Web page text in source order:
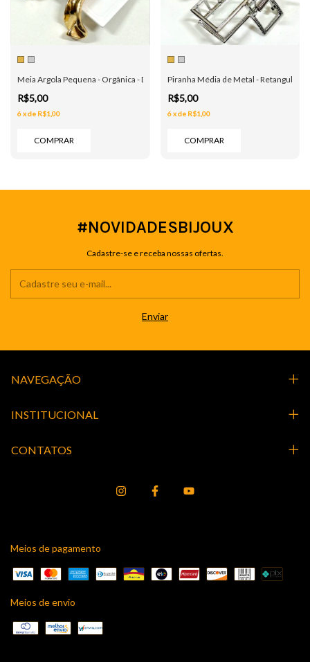
Meia Argola Pequena - Orgânica - Dourado e Prata
R$5,00
6xde R$1,00
COMPRAR
Piranha Média de Metal - Retangular -
R$5,00
6 xde R$1,00
COMPRAR
#NOVIDADESBIJOUX
Cadastre-se e receba nossas ofertas.
NAVEGAÇÃO
INSTITUCIONAL
CONTATOS
Meios de pagamento
Meios de envio